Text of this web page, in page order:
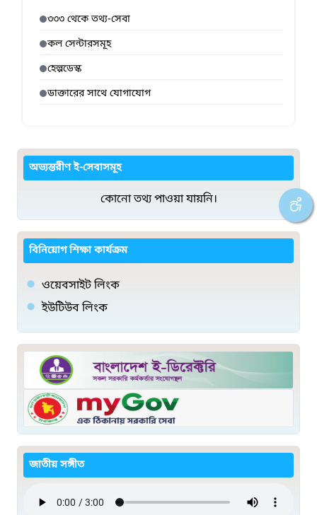
৩৩৩ থেকে তথ্য-সেবা
কল সেন্টারসমূহ
হেল্পডেস্ক
ডাক্তারের সাথে যোগাযোগ
অভ্যন্তরীণ ই-সেবাসমূহ
কোনো তথ্য পাওয়া যায়নি।
বিনিয়োগ শিক্ষা কার্যক্রম
ওয়েবসাইট লিংক
ইউটিউব লিংক
জাতীয় সঙ্গীত